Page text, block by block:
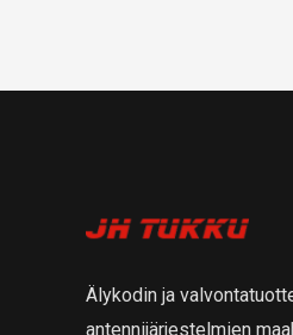
Älykodin ja
antennijärjestelmien